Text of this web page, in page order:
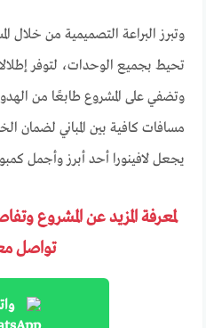
وتبرز البراعة التصميمية من خلال
تحيط بجميع الوحدات، لتوفر
وتضفي على المشروع طابعًا من
مسافات كافية بين المباني لضمان
يجعل لافينورا أحد أبرز وأجمل
لمعرفة المزيد عن المشروع
تواصل